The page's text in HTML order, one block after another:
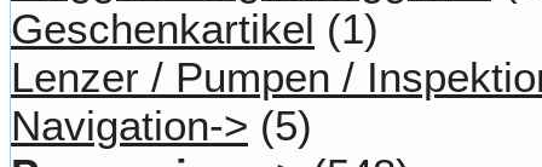
Geschenkartikel (1)
Lenzer / Pumpen /
Navigation-> (5)